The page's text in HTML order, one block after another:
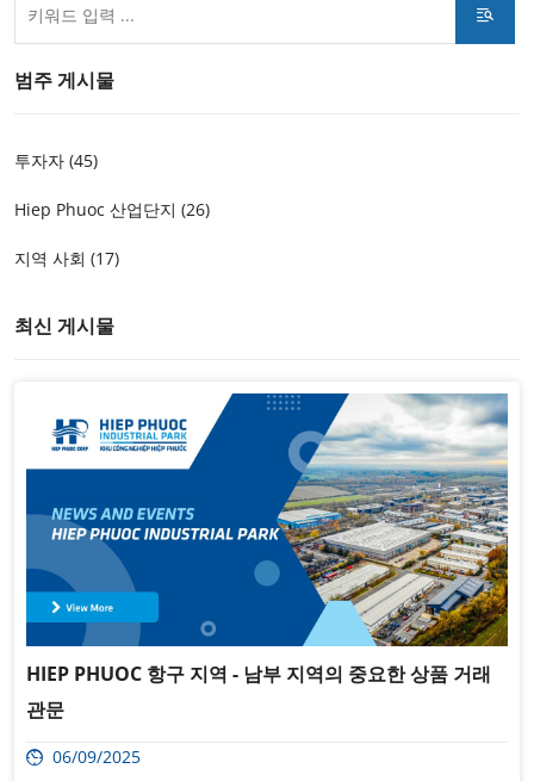
범주 게시물
투자자 (45)
Hiep Phuoc 산업단지 (26)
지역 사회 (17)
최신 게시물
HIEP PHUOC 항구 지역 - 남부 지역의 중요한 상품 거래
관문
06/09/2025